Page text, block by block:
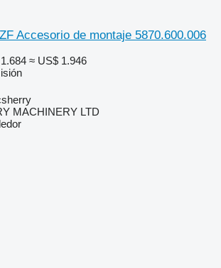
Accesorio de montaje 5870.600.006
≈ US$ 1.946
MACHINERY LTD